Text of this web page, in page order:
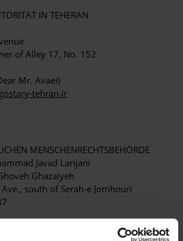
IN TEHERAN
of Alley 17, No. 152
Mr. Avaei)
tehran.ir
MENSCHENRECHTSBEHÖRDE
Javad Larijani
Ghazaiyeh
south of Serah-e Jomhouri